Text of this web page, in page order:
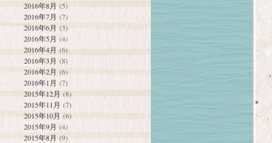
2016年8月 (5)
2016年7月 (7)
2016年6月(3)
2016年5月 (4)
2016年4月 (6)
2016年3月 (8)
2016年2月 (6)
2016年1月 (7)
2015年12月 (8)
2015年11月 (7)
2015年10月 (6)
2015年9月 (4)
2015年8月 (9)